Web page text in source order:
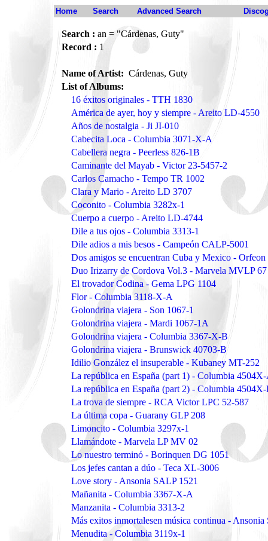
Home Search Advanced Search
Search : an = "Cárdenas, Guty"
Record : 1
Name of Artist: Cárdenas, Guty
List of Albums:
16 éxitos originales - TTH 1830
América de ayer, hoy y siempre - Areito LD-4550
Años de nostalgia - Ji JI-010
Cabecita Loca - Columbia 3071-X-A
Cabellera negra - Peerless 826-1B
Caminante del Mayab - Victor 23-5457-2
Carlos Camacho - Tempo TR 1002
Clara y Mario - Areito LD 3707
Coconito - Columbia 3282x-1
Cuerpo a cuerpo - Areito LD-4744
Dile a tus ojos - Columbia 3313-1
Dile adios a mis besos - Campeón CALP-5001
Dos amigos se encuentran Cuba y Mexico -
Duo Irizarry de Cordova Vol.3 - Marvela MVLP 67
El trovador Codina - Gema LPG 1104
Flor - Columbia 3118-X-A
Golondrina viajera - Son 1067-1
Golondrina viajera - Mardi 1067-1A
Golondrina viajera - Columbia 3367-X-B
Golondrina viajera - Brunswick 40703-B
Idilio González el insuperable - Kubaney MT-252
La república en España (part 1) - Columbia
La república en España (part 2) - Columbia
La trova de siempre - RCA Victor LPC 52-587
La última copa - Guarany GLP 208
Limoncito - Columbia 3297x-1
Llamándote - Marvela LP MV 02
Lo nuestro terminó - Borinquen DG 1051
Los jefes cantan a dúo - Teca XL-3006
Love story - Ansonia SALP 1521
Mañanita - Columbia 3367-X-A
Manzanita - Columbia 3313-2
Más exitos inmortalesen música continua -
Menudita - Columbia 3119x-1